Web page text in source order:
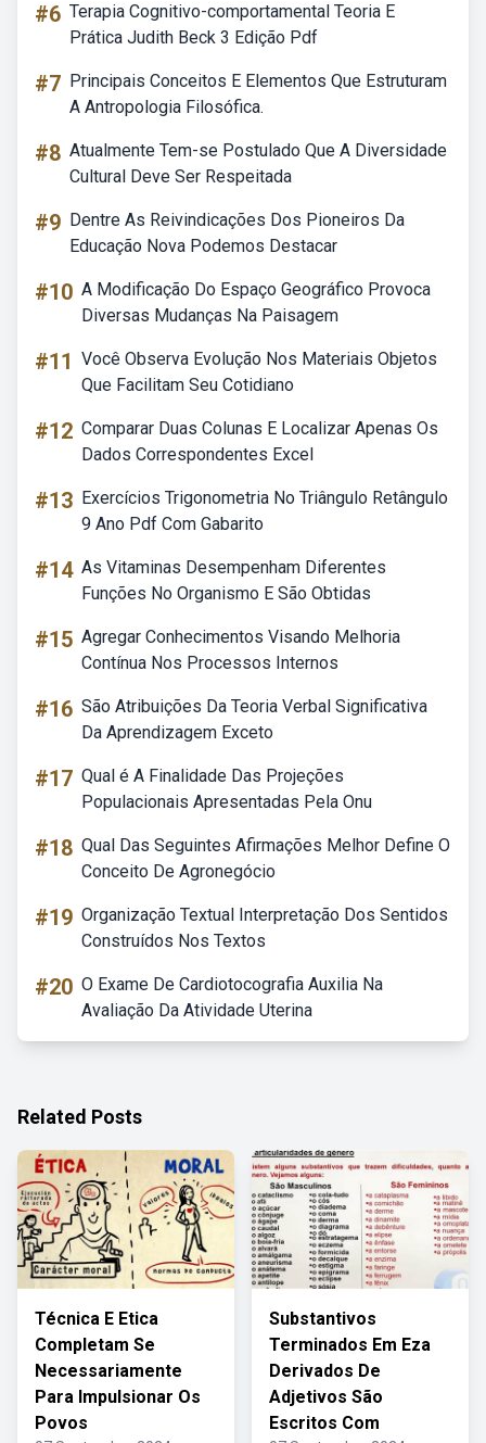
#6 Terapia Cognitivo-comportamental Teoria E
Prática Judith Beck 3 Edição Pdf
#7 Principais Conceitos E Elementos Que Estruturam
A Antropologia Filosófica.
#8 Atualmente Tem-se Postulado Que A Diversidade
Cultural Deve Ser Respeitada
#9 Dentre As Reivindicações Dos Pioneiros Da
Educação Nova Podemos Destacar
#10 A Modificação Do Espaço Geográfico Provoca
Diversas Mudanças Na Paisagem
#11 Você Observa Evolução Nos Materiais Objetos
Que Facilitam Seu Cotidiano
#12 Comparar Duas Colunas E Localizar Apenas Os
Dados Correspondentes Excel
#13 Exercícios Trigonometria No Triângulo Retângulo
9 Ano Pdf Com Gabarito
#14 As Vitaminas Desempenham Diferentes
Funções No Organismo E São Obtidas
#15 Agregar Conhecimentos Visando Melhoria
Contínua Nos Processos Internos
#16 São Atribuições Da Teoria Verbal Significativa
Da Aprendizagem Exceto
#17 Qual é A Finalidade Das Projeções
Populacionais Apresentadas Pela Onu
#18 Qual Das Seguintes Afirmações Melhor Define O
Conceito De Agronegócio
#19 Organização Textual Interpretação Dos Sentidos
Construídos Nos Textos
#20 O Exame De Cardiotocografia Auxilia Na
Avaliação Da Atividade Uterina
Related Posts
Técnica E Etica
Completam Se
Necessariamente
Para Impulsionar Os
Povos
Substantivos
Terminados Em Eza
Derivados De
Adjetivos São
Escritos Com